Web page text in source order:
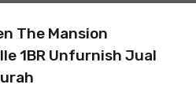
The Mansion
1BR Unfurnish Jual